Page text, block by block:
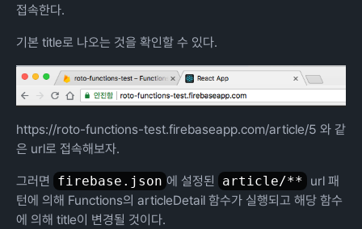
접속한다.
기본 title로 나오는 것을 확인할 수 있다.
https://roto-functions-test.firebaseapp.com/article/5 와 같
은 url로 접속해보자.
그러면 firebase.json 에 설정된 article/** url 패
턴에 의해 Functions의 articleDetail 함수가 실행되고 해당 함수
에 의해 title이 변경될 것이다.